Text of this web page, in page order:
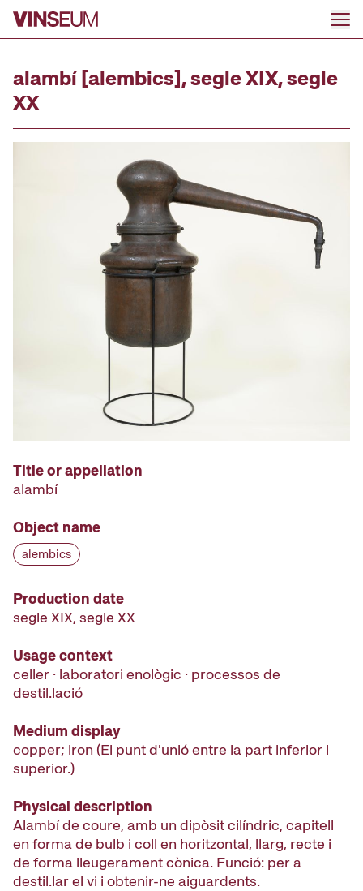
Go to content
alambí [alembics], segle XIX, segle
XX
Title or appellation
alambí
Object name
alembics
Production date
segle XIX, segle XX
Usage context
celler · laboratori enològic · processos de
destil.lació
Medium display
copper; iron (El punt d'unió entre la part inferior i
superior.)
Physical description
Alambí de coure, amb un dipòsit cilíndric, capitell
en forma de bulb i coll en horitzontal, llarg, recte i
de forma lleugerament cònica. Funció: per a
destil.lar el vi i obtenir-ne aiguardents.